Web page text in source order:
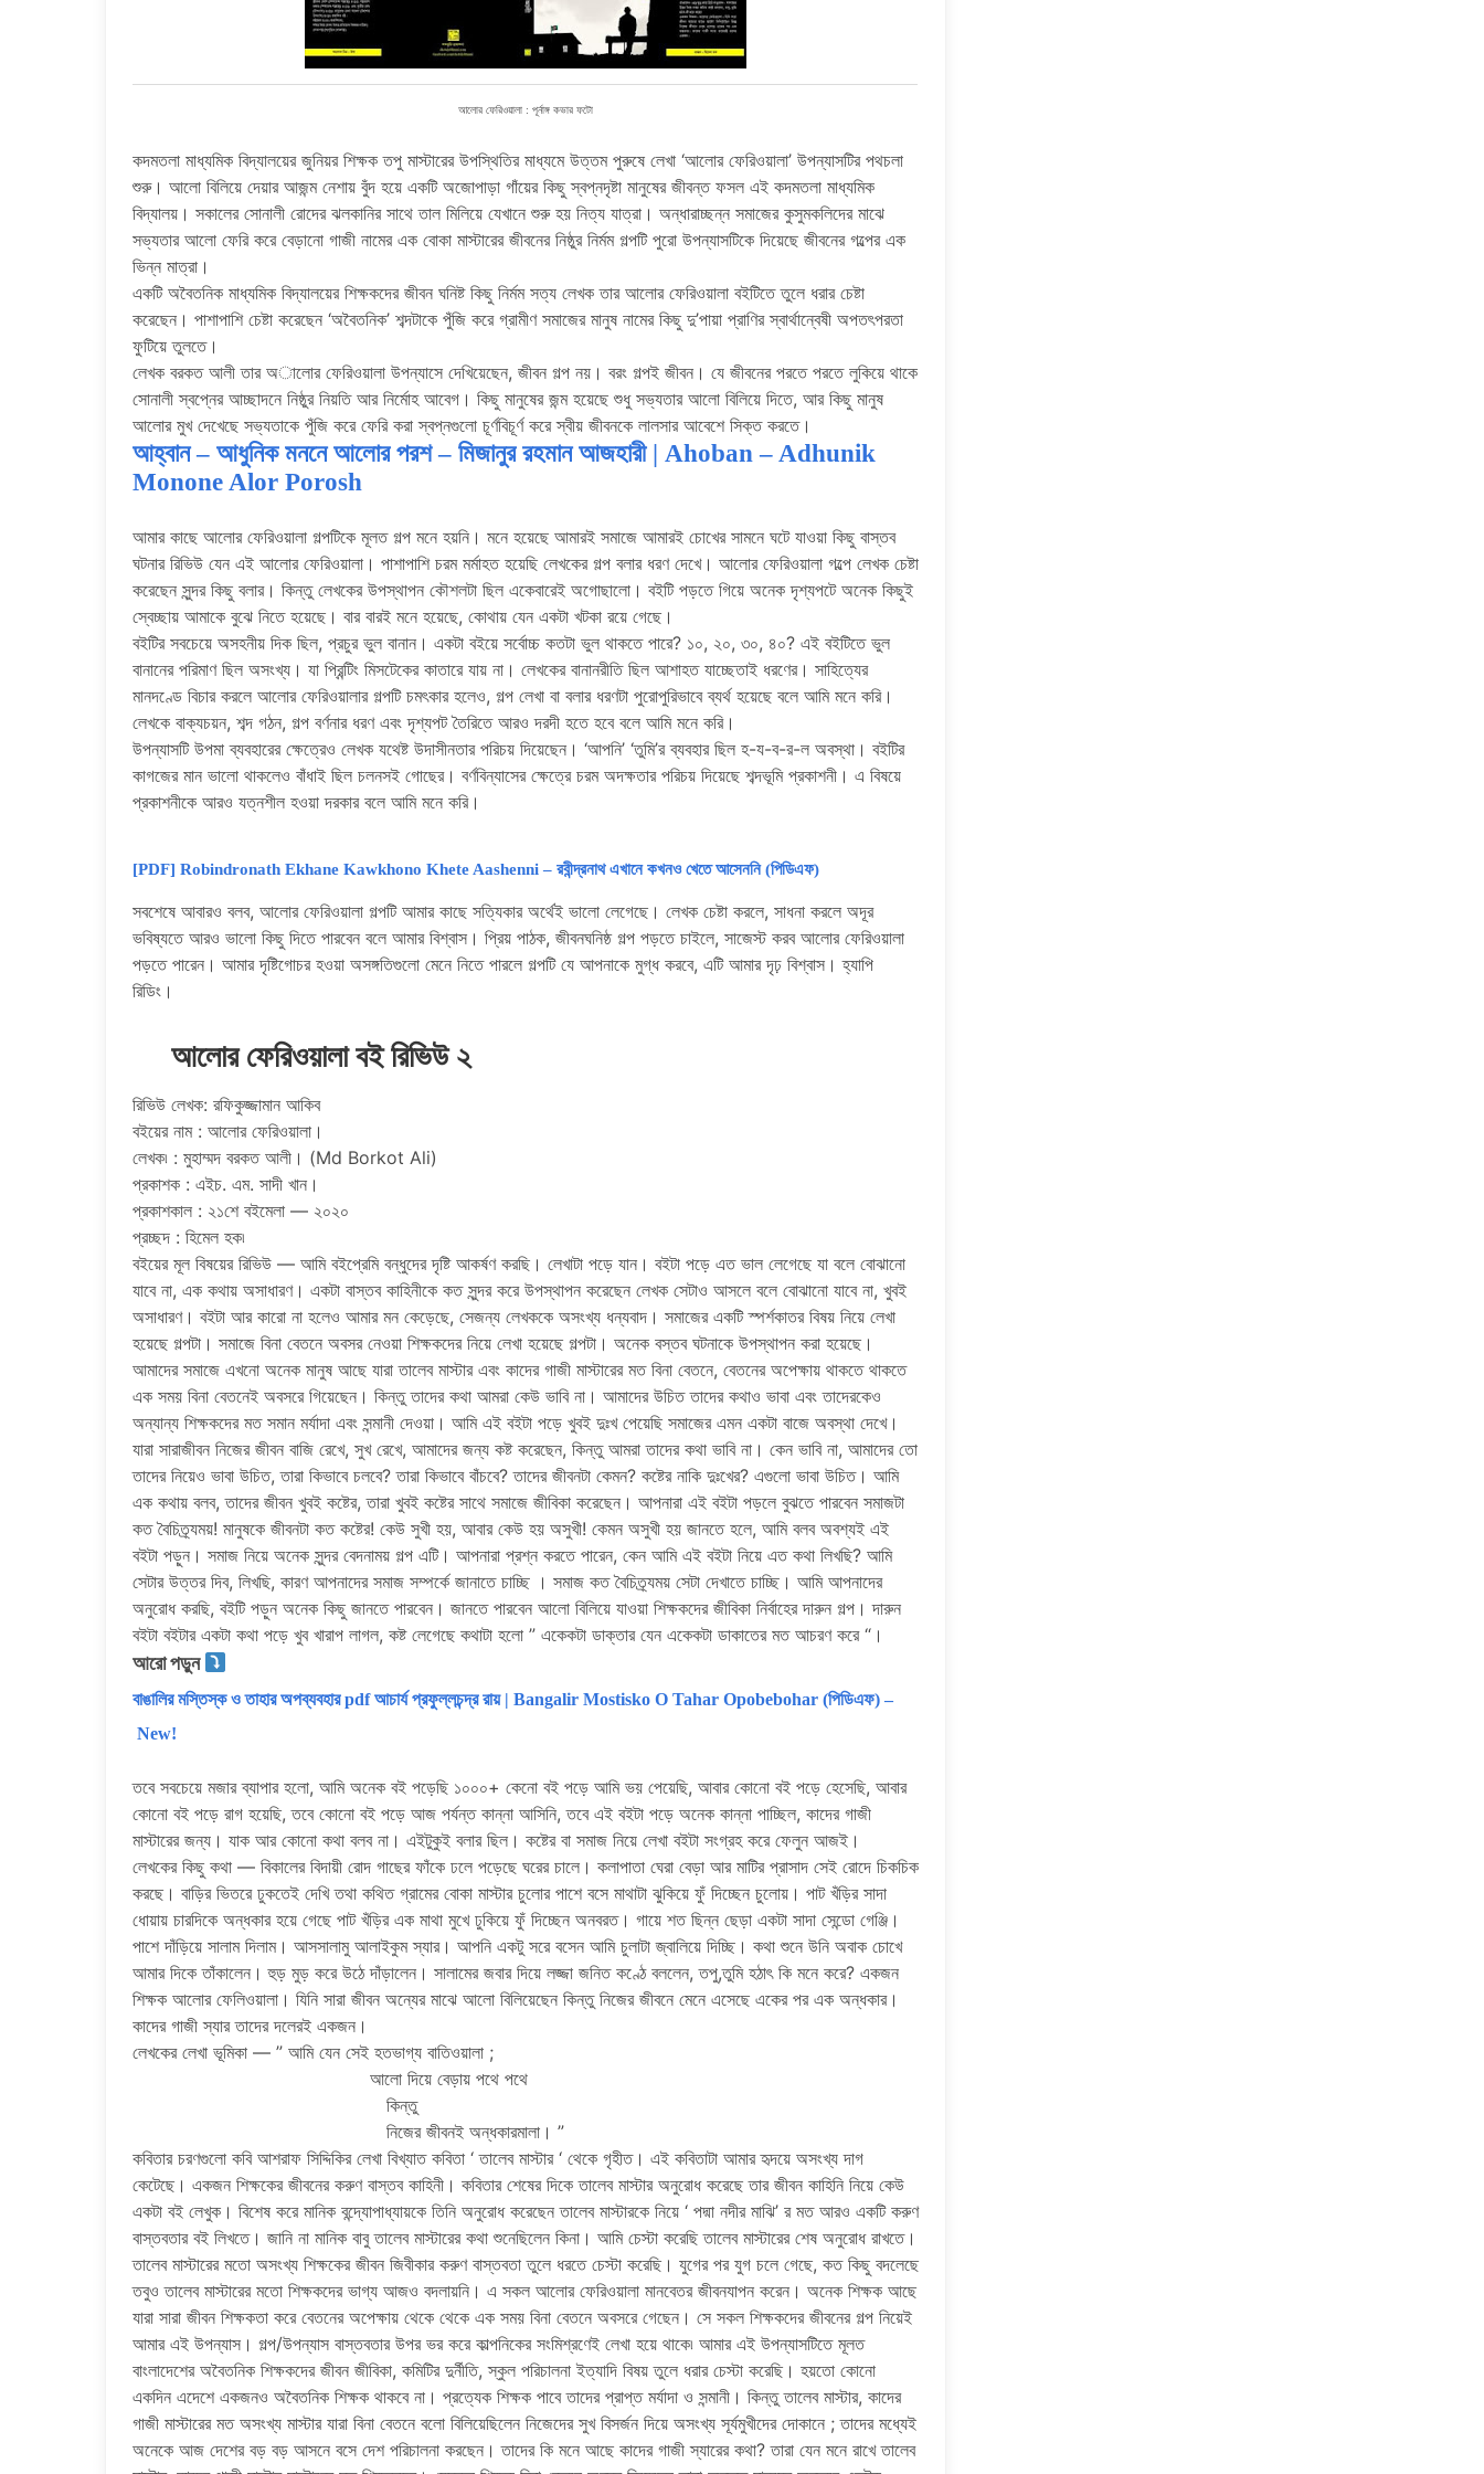
আলোর ফেরিওয়ালা : পূর্নাঙ্গ কভার ফটো
কদমতলা মাধ্যমিক বিদ্যালয়ের জুনিয়র শিক্ষক তপু মাস্টারের উপস্থিতির মাধ্যমে উত্তম পুরুষে লেখা ‘আলোর ফেরিওয়ালা’ উপন্যাসটির পথচলা
শুরু। আলো বিলিয়ে দেয়ার আজন্ম নেশায় বুঁদ হয়ে একটি অজোপাড়া গাঁয়ের কিছু স্বপ্নদৃষ্টা মানুষের জীবন্ত ফসল এই কদমতলা মাধ্যমিক
বিদ্যালয়। সকালের সোনালী রোদের ঝলকানির সাথে তাল মিলিয়ে যেখানে শুরু হয় নিত্য যাত্রা। অন্ধারাচ্ছন্ন সমাজের কুসুমকলিদের মাঝে
সভ্যতার আলো ফেরি করে বেড়ানো গাজী নামের এক বোকা মাস্টারের জীবনের নিষ্ঠুর নির্মম গল্পটি পুরো উপন্যাসটিকে দিয়েছে জীবনের গল্পের এক
ভিন্ন মাত্রা।
একটি অবৈতনিক মাধ্যমিক বিদ্যালয়ের শিক্ষকদের জীবন ঘনিষ্ট কিছু নির্মম সত্য লেখক তার আলোর ফেরিওয়ালা বইটিতে তুলে ধরার চেষ্টা
করেছেন। পাশাপাশি চেষ্টা করেছেন ‘অবৈতনিক’ শব্দটাকে পুঁজি করে গ্রামীণ সমাজের মানুষ নামের কিছু দু’পায়া প্রাণির স্বার্থান্বেষী অপতৎপরতা
ফুটিয়ে তুলতে।
লেখক বরকত আলী তার অালোর ফেরিওয়ালা উপন্যাসে দেখিয়েছেন, জীবন গল্প নয়। বরং গল্পই জীবন। যে জীবনের পরতে পরতে লুকিয়ে থাকে
সোনালী স্বপ্নের আচ্ছাদনে নিষ্ঠুর নিয়তি আর নির্মোহ আবেগ। কিছু মানুষের জন্ম হয়েছে শুধু সভ্যতার আলো বিলিয়ে দিতে, আর কিছু মানুষ
আলোর মুখ দেখেছে সভ্যতাকে পুঁজি করে ফেরি করা স্বপ্নগুলো চূর্ণবিচূর্ণ করে স্বীয় জীবনকে লালসার আবেশে সিক্ত করতে।
আহ্বান – আধুনিক মননে আলোর পরশ – মিজানুর রহমান আজহারী | Ahoban – Adhunik
Monone Alor Porosh
আমার কাছে আলোর ফেরিওয়ালা গল্পটিকে মূলত গল্প মনে হয়নি। মনে হয়েছে আমারই সমাজে আমারই চোখের সামনে ঘটে যাওয়া কিছু বাস্তব
ঘটনার রিভিউ যেন এই আলোর ফেরিওয়ালা। পাশাপাশি চরম মর্মাহত হয়েছি লেখকের গল্প বলার ধরণ দেখে। আলোর ফেরিওয়ালা গল্পে লেখক চেষ্টা
করেছেন সুন্দর কিছু বলার। কিন্তু লেখকের উপস্থাপন কৌশলটা ছিল একেবারেই অগোছালো। বইটি পড়তে গিয়ে অনেক দৃশ্যপটে অনেক কিছুই
স্বেচ্ছায় আমাকে বুঝে নিতে হয়েছে। বার বারই মনে হয়েছে, কোথায় যেন একটা খটকা রয়ে গেছে।
বইটির সবচেয়ে অসহনীয় দিক ছিল, প্রচুর ভুল বানান। একটা বইয়ে সর্বোচ্চ কতটা ভুল থাকতে পারে? ১০, ২০, ৩০, ৪০? এই বইটিতে ভুল
বানানের পরিমাণ ছিল অসংখ্য। যা প্রিন্টিং মিসটেকের কাতারে যায় না। লেখকের বানানরীতি ছিল আশাহত যাচ্ছেতাই ধরণের। সাহিত্যের
মানদণ্ডে বিচার করলে আলোর ফেরিওয়ালার গল্পটি চমৎকার হলেও, গল্প লেখা বা বলার ধরণটা পুরোপুরিভাবে ব্যর্থ হয়েছে বলে আমি মনে করি।
লেখকে বাক্যচয়ন, শব্দ গঠন, গল্প বর্ণনার ধরণ এবং দৃশ্যপট তৈরিতে আরও দরদী হতে হবে বলে আমি মনে করি।
উপন্যাসটি উপমা ব্যবহারের ক্ষেত্রেও লেখক যথেষ্ট উদাসীনতার পরিচয় দিয়েছেন। ‘আপনি’ ‘তুমি’র ব্যবহার ছিল হ-য-ব-র-ল অবস্থা। বইটির
কাগজের মান ভালো থাকলেও বাঁধাই ছিল চলনসই গোছের। বর্ণবিন্যাসের ক্ষেত্রে চরম অদক্ষতার পরিচয় দিয়েছে শব্দভূমি প্রকাশনী। এ বিষয়ে
প্রকাশনীকে আরও যত্নশীল হওয়া দরকার বলে আমি মনে করি।
[PDF] Robindronath Ekhane Kawkhono Khete Aashenni – রবীন্দ্রনাথ এখানে কখনও খেতে আসেননি (পিডিএফ)
সবশেষে আবারও বলব, আলোর ফেরিওয়ালা গল্পটি আমার কাছে সত্যিকার অর্থেই ভালো লেগেছে। লেখক চেষ্টা করলে, সাধনা করলে অদূর
ভবিষ্যতে আরও ভালো কিছু দিতে পারবেন বলে আমার বিশ্বাস। প্রিয় পাঠক, জীবনঘনিষ্ঠ গল্প পড়তে চাইলে, সাজেস্ট করব আলোর ফেরিওয়ালা
পড়তে পারেন। আমার দৃষ্টিগোচর হওয়া অসঙ্গতিগুলো মেনে নিতে পারলে গল্পটি যে আপনাকে মুগ্ধ করবে, এটি আমার দৃঢ় বিশ্বাস। হ্যাপি
রিডিং।
আলোর ফেরিওয়ালা বই রিভিউ ২
রিভিউ লেখক: রফিকুজ্জামান আকিব
বইয়ের নাম : আলোর ফেরিওয়ালা।
লেখক৷ : মুহাম্মদ বরকত আলী। (Md Borkot Ali)
প্রকাশক : এইচ. এম. সাদী খান।
প্রকাশকাল : ২১শে বইমেলা — ২০২০
প্রচ্ছদ : হিমেল হক৷
বইয়ের মূল বিষয়ের রিভিউ — আমি বইপ্রেমি বন্ধুদের দৃষ্টি আকর্ষণ করছি। লেখাটা পড়ে যান। বইটা পড়ে এত ভাল লেগেছে যা বলে বোঝানো
যাবে না, এক কথায় অসাধারণ। একটা বাস্তব কাহিনীকে কত সুন্দর করে উপস্থাপন করেছেন লেখক সেটাও আসলে বলে বোঝানো যাবে না, খুবই
অসাধারণ। বইটা আর কারো না হলেও আমার মন কেড়েছে, সেজন্য লেখককে অসংখ্য ধন্যবাদ। সমাজের একটি স্পর্শকাতর বিষয় নিয়ে লেখা
হয়েছে গল্পটা। সমাজে বিনা বেতনে অবসর নেওয়া শিক্ষকদের নিয়ে লেখা হয়েছে গল্পটা। অনেক বস্তব ঘটনাকে উপস্থাপন করা হয়েছে।
আমাদের সমাজে এখনো অনেক মানুষ আছে যারা তালেব মাস্টার এবং কাদের গাজী মাস্টারের মত বিনা বেতনে, বেতনের অপেক্ষায় থাকতে থাকতে
এক সময় বিনা বেতনেই অবসরে গিয়েছেন। কিন্তু তাদের কথা আমরা কেউ ভাবি না। আমাদের উচিত তাদের কথাও ভাবা এবং তাদেরকেও
অন্যান্য শিক্ষকদের মত সমান মর্যাদা এবং সন্মানী দেওয়া। আমি এই বইটা পড়ে খুবই দুঃখ পেয়েছি সমাজের এমন একটা বাজে অবস্থা দেখে।
যারা সারাজীবন নিজের জীবন বাজি রেখে, সুখ রেখে, আমাদের জন্য কষ্ট করেছেন, কিন্তু আমরা তাদের কথা ভাবি না। কেন ভাবি না, আমাদের তো
তাদের নিয়েও ভাবা উচিত, তারা কিভাবে চলবে? তারা কিভাবে বাঁচবে? তাদের জীবনটা কেমন? কষ্টের নাকি দুঃখের? এগুলো ভাবা উচিত। আমি
এক কথায় বলব, তাদের জীবন খুবই কষ্টের, তারা খুবই কষ্টের সাথে সমাজে জীবিকা করেছেন। আপনারা এই বইটা পড়লে বুঝতে পারবেন সমাজটা
কত বৈচিত্র্যময়! মানুষকে জীবনটা কত কষ্টের! কেউ সুখী হয়, আবার কেউ হয় অসুখী! কেমন অসুখী হয় জানতে হলে, আমি বলব অবশ্যই এই
বইটা পড়ুন। সমাজ নিয়ে অনেক সুন্দর বেদনাময় গল্প এটি। আপনারা প্রশ্ন করতে পারেন, কেন আমি এই বইটা নিয়ে এত কথা লিখছি? আমি
সেটার উত্তর দিব, লিখছি, কারণ আপনাদের সমাজ সম্পর্কে জানাতে চাচ্ছি । সমাজ কত বৈচিত্র্যময় সেটা দেখাতে চাচ্ছি। আমি আপনাদের
অনুরোধ করছি, বইটি পড়ুন অনেক কিছু জানতে পারবেন। জানতে পারবেন আলো বিলিয়ে যাওয়া শিক্ষকদের জীবিকা নির্বাহের দারুন গল্প। দারুন
বইটা বইটার একটা কথা পড়ে খুব খারাপ লাগল, কষ্ট লেগেছে কথাটা হলো ” একেকটা ডাক্তার যেন একেকটা ডাকাতের মত আচরণ করে “।
আরো পড়ুন
বাঙালির মস্তিস্ক ও তাহার অপব্যবহার pdf আচার্য প্রফুল্লচন্দ্র রায় | Bangalir Mostisko O Tahar Opobebohar (পিডিএফ) –
New!
তবে সবচেয়ে মজার ব্যাপার হলো, আমি অনেক বই পড়েছি ১০০০+ কেনো বই পড়ে আমি ভয় পেয়েছি, আবার কোনো বই পড়ে হেসেছি, আবার
কোনো বই পড়ে রাগ হয়েছি, তবে কোনো বই পড়ে আজ পর্যন্ত কান্না আসিনি, তবে এই বইটা পড়ে অনেক কান্না পাচ্ছিল, কাদের গাজী
মাস্টারের জন্য। যাক আর কোনো কথা বলব না। এইটুকুই বলার ছিল। কষ্টের বা সমাজ নিয়ে লেখা বইটা সংগ্রহ করে ফেলুন আজই।
লেখকের কিছু কথা — বিকালের বিদায়ী রোদ গাছের ফাঁকে ঢলে পড়েছে ঘরের চালে। কলাপাতা ঘেরা বেড়া আর মাটির প্রাসাদ সেই রোদে চিকচিক
করছে। বাড়ির ভিতরে ঢুকতেই দেখি তথা কথিত গ্রামের বোকা মাস্টার চুলোর পাশে বসে মাথাটা ঝুকিয়ে ফুঁ দিচ্ছেন চুলোয়। পাট খঁড়ির সাদা
ধোয়ায় চারদিকে অন্ধকার হয়ে গেছে পাট খঁড়ির এক মাথা মুখে ঢুকিয়ে ফুঁ দিচ্ছেন অনবরত। গায়ে শত ছিন্ন ছেড়া একটা সাদা সেন্ডো গেঞ্জি।
পাশে দাঁড়িয়ে সালাম দিলাম। আসসালামু আলাইকুম স্যার। আপনি একটু সরে বসেন আমি চুলাটা জ্বালিয়ে দিচ্ছি। কথা শুনে উনি অবাক চোখে
আমার দিকে তাঁকালেন। হুড় মুড় করে উঠে দাঁড়ালেন। সালামের জবার দিয়ে লজ্জা জনিত কণ্ঠে বললেন, তপু,তুমি হঠাৎ কি মনে করে? একজন
শিক্ষক আলোর ফেলিওয়ালা। যিনি সারা জীবন অন্যের মাঝে আলো বিলিয়েছেন কিন্তু নিজের জীবনে মেনে এসেছে একের পর এক অন্ধকার।
কাদের গাজী স্যার তাদের দলেরই একজন।
লেখকের লেখা ভূমিকা — ” আমি যেন সেই হতভাগ্য বাতিওয়ালা ;
আলো দিয়ে বেড়ায় পথে পথে
কিন্তু
নিজের জীবনই অন্ধকারমালা। ”
কবিতার চরণগুলো কবি আশরাফ সিদ্দিকির লেখা বিখ্যাত কবিতা ‘ তালেব মাস্টার ‘ থেকে গৃহীত। এই কবিতাটা আমার হৃদয়ে অসংখ্য দাগ
কেটেছে। একজন শিক্ষকের জীবনের করুণ বাস্তব কাহিনী। কবিতার শেষের দিকে তালেব মাস্টার অনুরোধ করেছে তার জীবন কাহিনি নিয়ে কেউ
একটা বই লেখুক। বিশেষ করে মানিক বন্দ্যোপাধ্যায়কে তিনি অনুরোধ করেছেন তালেব মাস্টারকে নিয়ে ‘ পদ্মা নদীর মাঝি’ র মত আরও একটি করুণ
বাস্তবতার বই লিখতে। জানি না মানিক বাবু তালেব মাস্টারের কথা শুনেছিলেন কিনা। আমি চেস্টা করেছি তালেব মাস্টারের শেষ অনুরোধ রাখতে।
তালেব মাস্টারের মতো অসংখ্য শিক্ষকের জীবন জিবীকার করুণ বাস্তবতা তুলে ধরতে চেস্টা করেছি। যুগের পর যুগ চলে গেছে, কত কিছু বদলেছে
তবুও তালেব মাস্টারের মতো শিক্ষকদের ভাগ্য আজও বদলায়নি। এ সকল আলোর ফেরিওয়ালা মানবেতর জীবনযাপন করেন। অনেক শিক্ষক আছে
যারা সারা জীবন শিক্ষকতা করে বেতনের অপেক্ষায় থেকে থেকে এক সময় বিনা বেতনে অবসরে গেছেন। সে সকল শিক্ষকদের জীবনের গল্প নিয়েই
আমার এই উপন্যাস। গল্প/উপন্যাস বাস্তবতার উপর ভর করে কাল্পনিকের সংমিশ্রণেই লেখা হয়ে থাকে৷ আমার এই উপন্যাসটিতে মূলত
বাংলাদেশের অবৈতনিক শিক্ষকদের জীবন জীবিকা, কমিটির দুর্নীতি, স্কুল পরিচালনা ইত্যাদি বিষয় তুলে ধরার চেস্টা করেছি। হয়তো কোনো
একদিন এদেশে একজনও অবৈতনিক শিক্ষক থাকবে না। প্রত্যেক শিক্ষক পাবে তাদের প্রাপ্ত মর্যাদা ও সন্মানী। কিন্তু তালেব মাস্টার, কাদের
গাজী মাস্টারের মত অসংখ্য মাস্টার যারা বিনা বেতনে বলো বিলিয়েছিলেন নিজেদের সুখ বিসর্জন দিয়ে অসংখ্য সূর্যমুখীদের দোকানে ; তাদের মধ্যেই
অনেকে আজ দেশের বড় বড় আসনে বসে দেশ পরিচালনা করছেন। তাদের কি মনে আছে কাদের গাজী স্যারের কথা? তারা যেন মনে রাখে তালেব